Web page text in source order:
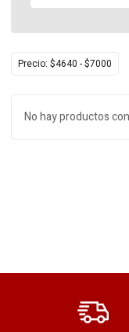
Precio: $4640 - $7000
No hay productos